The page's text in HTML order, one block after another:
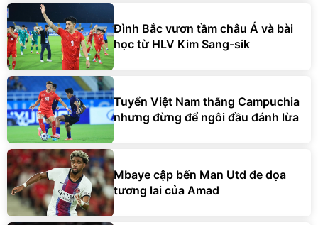
Đình Bắc vươn tầm châu Á và bài
học từ HLV Kim Sang-sik
Tuyển Việt Nam thắng Campuchia
nhưng đừng để ngôi đầu đánh lừa
Mbaye cập bến Man Utd đe dọa
tương lai của Amad